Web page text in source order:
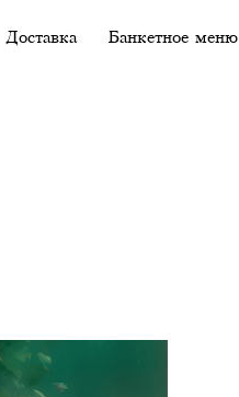
Банкетное меню
Доставка